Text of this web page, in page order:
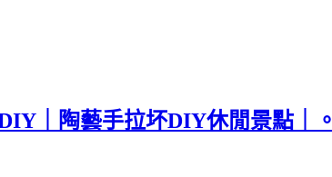
｜陶藝手拉坏DIY休閒景點｜。